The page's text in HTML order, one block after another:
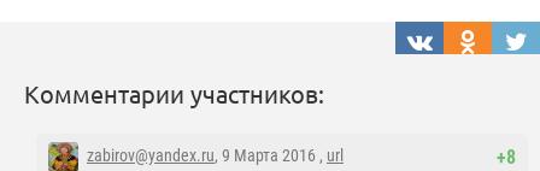
Комментарии участников:
+8
zabirov@yandex.ru, 9 Марта 2016 , url